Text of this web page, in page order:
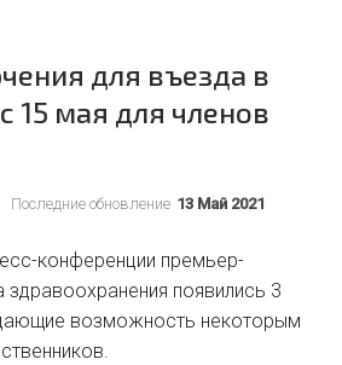
для въезда в
15 мая для членов
Последние обновление 13 Май 2021
конференции премьер-
здравоохранения появились 3
возможность некоторым